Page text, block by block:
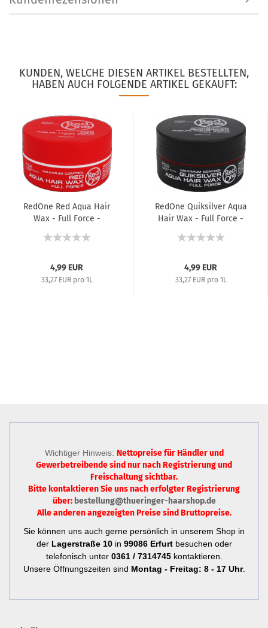
KUNDEN, WELCHE DIESEN ARTIKEL BESTELLTEN,
HABEN AUCH FOLGENDE ARTIKEL GEKAUFT:
RedOne Red Aqua Hair
Wax - Full Force -
4,99 EUR
33,27 EUR pro 1L
RedOne Quiksilver Aqua
Hair Wax - Full Force -
4,99 EUR
33,27 EUR pro 1L
Wichtiger Hinweis: Nettopreise für Händler und
Gewerbetreibende sind nurnach Registrierungund
Freischaltung sichtbar.
Bitte kontaktieren Sie uns nach erfolgter Registrierung
über: bestellung@thueringer-haarshop.de
Alle anderen angezeigten Preise sind Bruttopreise.
Sie können uns auch gerne persönlich in unserem Shop in
der Lagerstraße 10in 99086 Erfurtbesuchen oder
telefonisch unter 0361 / 7314745kontaktieren.
Unsere Öffnungszeiten sind Montag - Freitag: 8 - 17 Uhr.